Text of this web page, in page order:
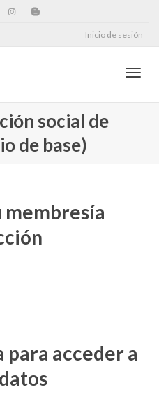
Inicio de sesión
social de
de base)
acceder a